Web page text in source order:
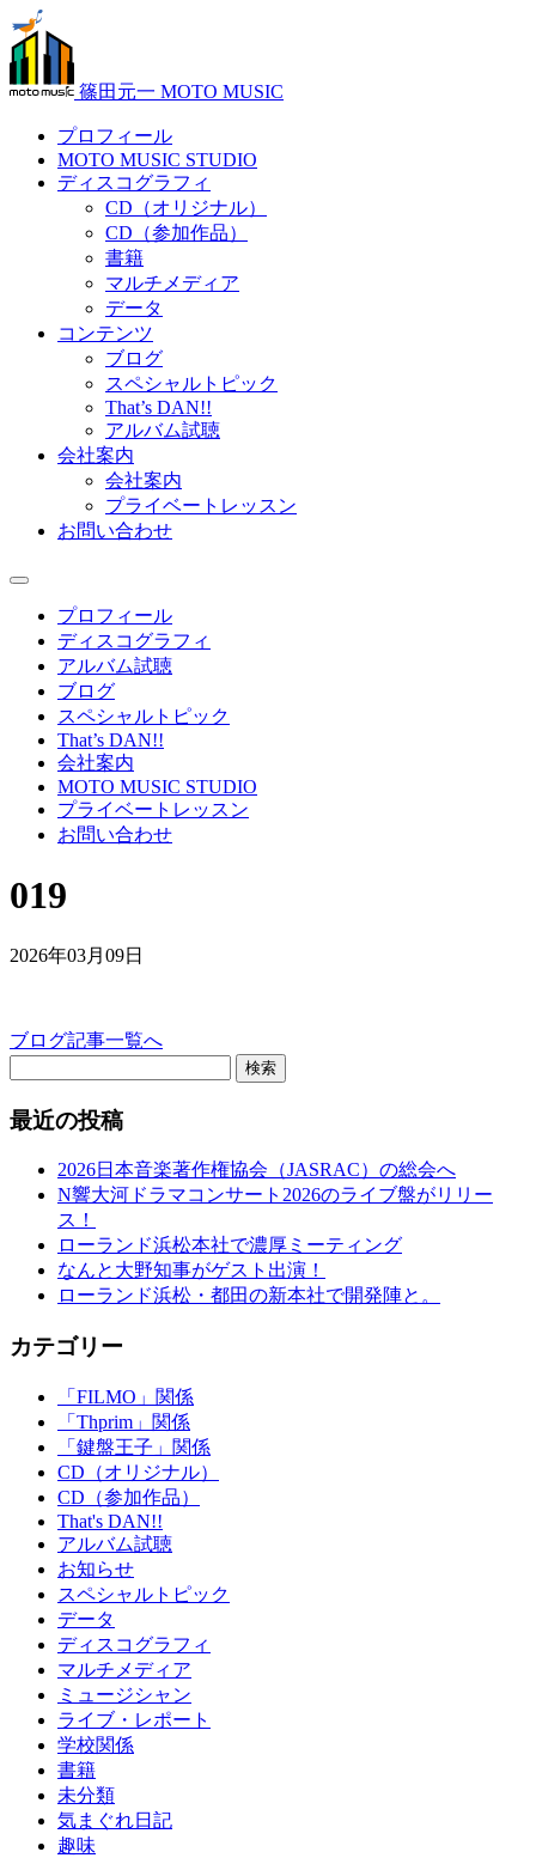
篠田元一 MOTO MUSIC
プロフィール
MOTO MUSIC STUDIO
ディスコグラフィ
CD（オリジナル）
CD（参加作品）
書籍
マルチメディア
データ
コンテンツ
ブログ
スペシャルトピック
That’s DAN!!
アルバム試聴
会社案内
会社案内
プライベートレッスン
お問い合わせ
プロフィール
ディスコグラフィ
アルバム試聴
ブログ
スペシャルトピック
That’s DAN!!
会社案内
MOTO MUSIC STUDIO
プライベートレッスン
お問い合わせ
019
2026年03月09日
ブログ記事一覧へ
検索
最近の投稿
2026日本音楽著作権協会（JASRAC）の総会へ
N響大河ドラマコンサート2026のライブ盤がリリー
ス！
ローランド浜松本社で濃厚ミーティング
なんと大野知事がゲスト出演！
ローランド浜松・都田の新本社で開発陣と。
カテゴリー
「FILMO」関係
「Thprim」関係
「鍵盤王子」関係
CD（オリジナル）
CD（参加作品）
That's DAN!!
アルバム試聴
お知らせ
スペシャルトピック
データ
ディスコグラフィ
マルチメディア
ミュージシャン
ライブ・レポート
学校関係
書籍
未分類
気まぐれ日記
趣味